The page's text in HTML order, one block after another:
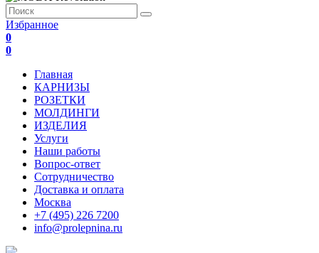
Избранное
0
0
Главная
КАРНИЗЫ
РОЗЕТКИ
МОЛДИНГИ
ИЗДЕЛИЯ
Услуги
Наши работы
Вопрос-ответ
Сотрудничество
Доставка и оплата
Москва
+7 (495) 226 7200
info@prolepnina.ru